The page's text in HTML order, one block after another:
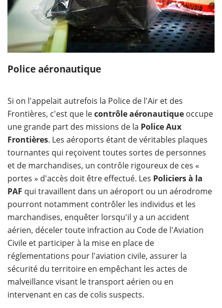
Police aéronautique
Si on l'appelait autrefois la Police de l'Air et des
Frontières, c'est que lecontrôle aéronautique occupe
une grande part des missions de la Police Aux
Frontières. Les aéroports étant de véritables plaques
tournantes qui reçoivent toutes sortes de personnes
et de marchandises, un contrôle rigoureux de ces «
portes » d'accès doit être effectué. Les Policiers à la
PAF qui travaillent dans un aéroport ou un aérodrome
pourront notamment contrôler les individus et les
marchandises, enquêter lorsqu'il y a un accident
aérien, déceler toute infraction au Code de l'Aviation
Civile et participer à la mise en place de
réglementations pour l'aviation civile, assurer la
sécurité du territoire en empêchant les actes de
malveillance visant le transport aérien ou en
intervenant en cas de colis suspects.